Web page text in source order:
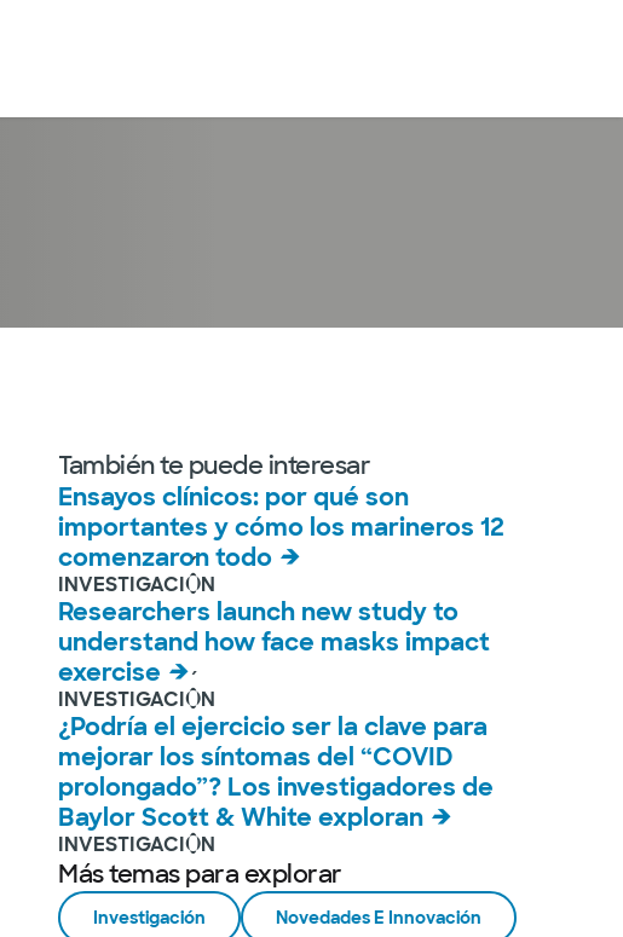
También te puede interesar
Ensayos clínicos: por qué son
importantes y cómo los marineros 12
comenzaron todo
INVESTIGACIÓN
Researchers launch new study to
understand how face masks impact
exercise
INVESTIGACIÓN
¿Podría el ejercicio ser la clave para
mejorar los síntomas del “COVID
prolongado”? Los investigadores de
Baylor Scott & White exploran
INVESTIGACIÓN
Más temas para explorar
Investigación Novedades E Innovación